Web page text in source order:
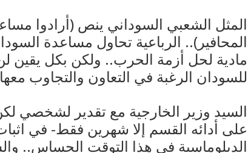
المثل الشعبي السوداني ينص (أرادوا
المحافير).. الرباعية تحاول مساعدة
مادية لحل أزمة الحرب.. ولكن بكل يقين
للسودان الرغبة في التعاون والتجاوب
السيد وزير الخارجية مع تقدير
على أدائه القسم إلا شهرين فقط- في
الدبلوماسية في هذا التوقت الحساس..